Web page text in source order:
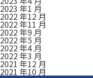
2023 年1 月
2022 年12 月
2022 年11 月
2022 年9 月
2022 年5 月
2022 年4 月
2022 年3 月
2021 年12 月
2021 年10 月